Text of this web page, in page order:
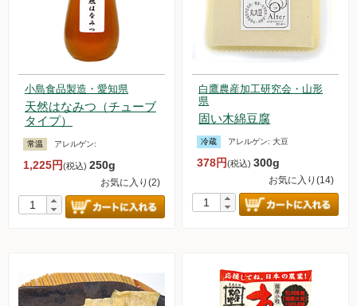
小島食品製造・愛知県
天然はなみつ（チューブ
タイプ）
常温 アレルゲン:
1,225円(税込) 250g
お気に入り(2)
白鷹農産加工研究会・山形
県
固い木綿豆腐
冷蔵 アレルゲン:大豆
378円(税込)300g
お気に入り(14)